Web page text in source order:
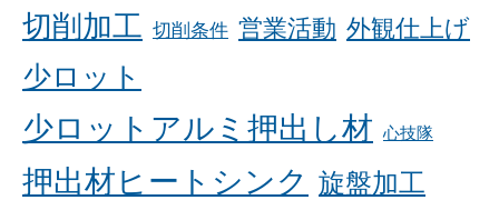
切削加工 切削条件 営業活動 外観仕上げ
少ロット
少ロットアルミ押出し材 心技隊
押出材ヒートシンク 旋盤加工